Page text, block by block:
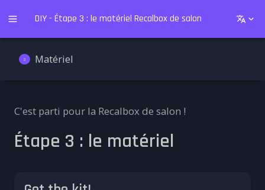
DIY - Étape 3 : le matériel Recalbox de salon
3 Matériel
C'est parti pour la Recalbox de salon !
Étape 3 : le matériel